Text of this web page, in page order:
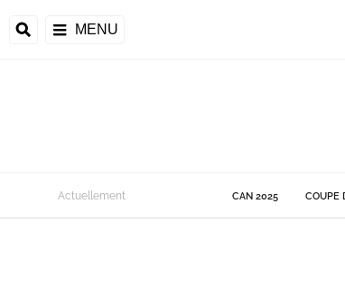
MENU
de la CAF
Actuellement CAN 2025 COUPE